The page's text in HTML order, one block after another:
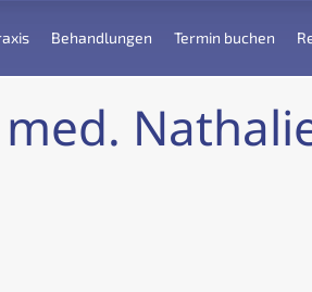
Behandlungen Termin buchen